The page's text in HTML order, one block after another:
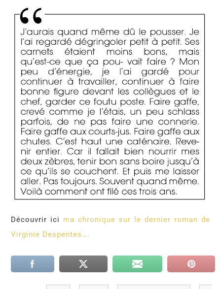
Découvrir ici ma chronique sur le dernier roman de
Virginie Despentes….